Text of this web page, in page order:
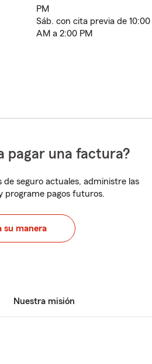
PM
Sáb. con cita previa de 10:00
AM a 2:00 PM
pagar una factura?
de seguro actuales, administre las
programe pagos futuros.
su manera
Nuestra misión